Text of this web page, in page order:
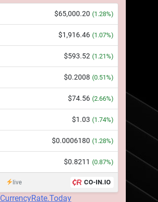
$65,000.20 (1.28%)
$1,916.46 (1.07%)
$593.52 (1.21%)
$0.2008 (0.51%)
$74.56 (2.66%)
$1.03 (1.74%)
$0.0006180 (1.28%)
$0.8211 (0.87%)
live CO-IN.IO
CurrencyRate.Today
Squid a strâns 6 milioane
de dolari cu sprijinul
Ripple, apoi a pierdut
jumătate din aceștia într-
puțin de 24 de ore
Banii digitali și arhitectura
asupra banilor în era
WhiteBIT și FC Barcelona
semnează un acord pe
cinci ani pentru a stimula
implicarea fanilor și
STIRI